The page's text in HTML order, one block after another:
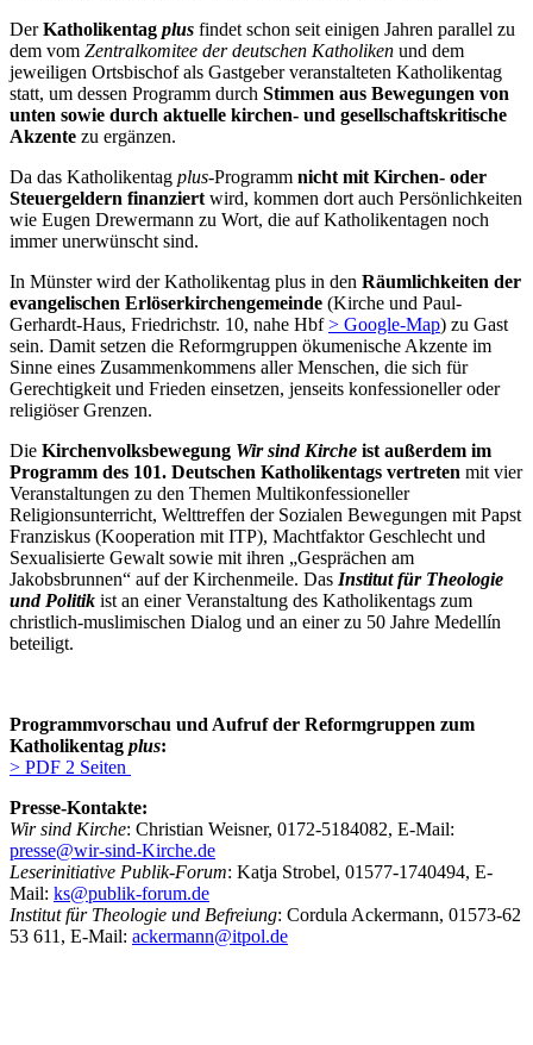
DerKatholikentag plus findet schon seit einigen Jahren parallel zu
dem vom Zentralkomitee der deutschen Katholiken und dem
jeweiligen Ortsbischof als Gastgeber veranstalteten Katholikentag
statt, um dessen Programm durch Stimmen aus Bewegungen von
unten sowie durch aktuelle kirchen- und gesellschaftskritische
Akzente zu ergänzen.
Da das Katholikentag plus-Programm nicht mit Kirchen- oder
Steuergeldern finanziert wird, kommen dort auch Persönlichkeiten
wie Eugen Drewermann zu Wort, die auf Katholikentagen noch
immer unerwünscht sind.
In Münster wird der Katholikentag plus in den Räumlichkeiten der
evangelischen Erlöserkirchen­gemeinde (Kirche und Paul-
Gerhardt-Haus, Friedrichstr. 10, nahe Hbf> Google-Map) zu Gast
sein. Damit setzen die Reformgruppen ökumenische Akzente im
Sinne eines Zusammenkommens aller Menschen, die sich für
Gerechtigkeit und Frieden einsetzen, jenseits konfessioneller oder
religiöser Grenzen.
Die Kirchenvolksbewegung Wir sind Kirche ist außerdem im
Programm des 101. Deutschen Katholikentags vertreten mit vier
Veranstaltungen zu den Themen Multikonfessioneller
Religionsunterricht, Welttreffen der Sozialen Bewegungen mit Papst
Franziskus (Kooperation mit ITP), Machtfaktor Geschlecht und
Sexualisierte Gewalt sowie mit ihren „Gesprächen am
Jakobsbrunnen“ auf der Kirchenmeile. Das Institut für Theologie
und Politik ist an einer Veranstaltung des Katholikentags zum
christlich-muslimischen Dialog und an einer zu 50 Jahre Medellín
beteiligt.
Programmvorschau und Aufruf der Reformgruppen zum
Katholikentag plus:
> PDF 2 Seiten
Presse-Kontakte:
Wir sind Kirche: Christian Weisner, 0172-5184082, E-Mail:
presse@wir-sind-Kirche.de
Leserinitiative Publik-Forum: Katja Strobel, 01577-1740494, E-
Mail: ks@publik-forum.de
Institut für Theologie und Befreiung: Cordula Ackermann, 01573-62
53 611, E-Mail: ackermann@itpol.de